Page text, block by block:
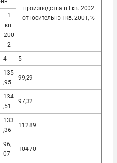
производства в I кв. 2002
относительно I кв. 2001, %
1
кв.
200
2
4 5
135
,95
99,29
134
,51
97,32
133
,36
112,89
96,
07
104,70